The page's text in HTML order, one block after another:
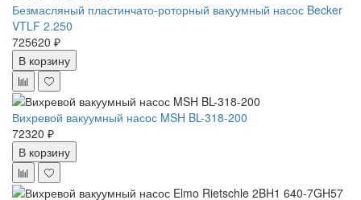
Безмасляный пластинчато-роторный вакуумный насос Becker
VTLF 2.250
725620 ₽
В корзину
Вихревой вакуумный насос MSH BL-318-200
72320 ₽
В корзину